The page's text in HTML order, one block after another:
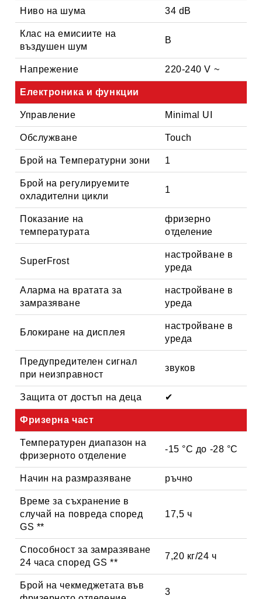
Ниво на шума 34 dB
Клас на емисиите на
въздушен шум
B
Напрежение 220-240 V ~
Електроника и функции
Управление Minimal UI
Обслужване Touch
Брой на Температурни зони 1
Брой на регулируемите
охладителни цикли
1
Показание на
температурата
фризерно
отделение
SuperFrost
настройване в
уреда
Аларма на вратата за
замразяване
настройване в
уреда
Блокиране на дисплея
настройване в
уреда
Предупредителен сигнал
при неизправност
звуков
Защита от достъп на деца ✔
Фризерна част
Температурен диапазон на
фризерното отделение
-15 °C до -28 °C
Начин на размразяване ръчно
Време за съхранение в
случай на повреда според
GS **
17,5 ч
Способност за замразяване
24 часа според GS **
7,20 кг/24 ч
Брой на чекмеджетата във
3